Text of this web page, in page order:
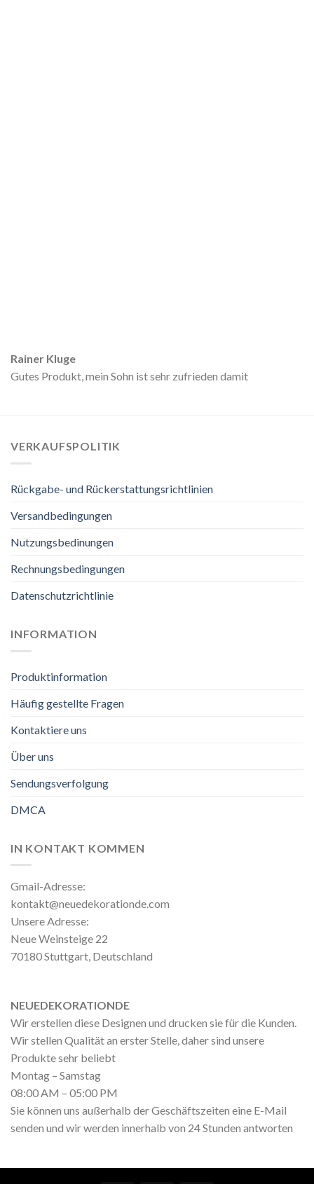
Rainer Kluge
Gutes Produkt, mein Sohn ist sehr zufrieden damit
VERKAUFSPOLITIK
Rückgabe- und Rückerstattungsrichtlinien
Versandbedingungen
Nutzungsbedinungen
Rechnungsbedingungen
Datenschutzrichtlinie
INFORMATION
Produktinformation
Häufig gestellte Fragen
Kontaktiere uns
Über uns
Sendungsverfolgung
DMCA
IN KONTAKT KOMMEN
Gmail-Adresse:
kontakt@neuedekorationde.com
Unsere Adresse:
Neue Weinsteige 22
70180 Stuttgart, Deutschland
NEUEDEKORATIONDE
Wir erstellen diese Designen und drucken sie für die Kunden.
Wir stellen Qualität an erster Stelle, daher sind unsere
Produkte sehr beliebt
Montag – Samstag
08:00 AM – 05:00 PM
Sie können uns außerhalb der Geschäftszeiten eine E-Mail
senden und wir werden innerhalb von 24 Stunden antworten